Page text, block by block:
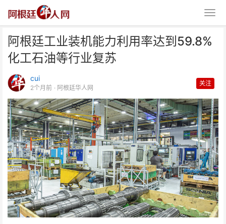
阿根廷工业装机能力利用率达到59.8%
化工石油等行业复苏
cui
2个月前 · 阿根廷华人网
关注
阿根廷工业装机能力利用率达到
59.8% 化工石油等行